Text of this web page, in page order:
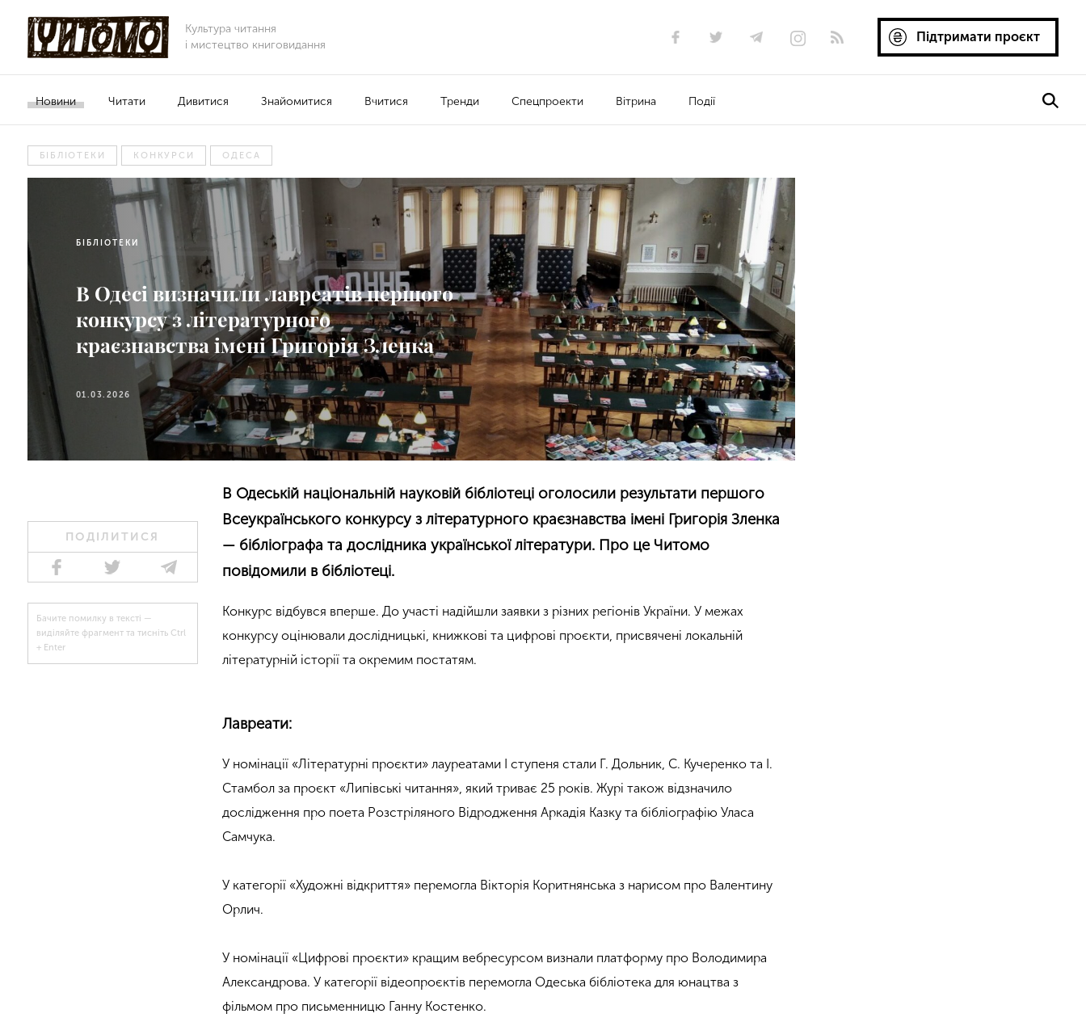
Культура читання
і мистецтво книговидання
Підтримати проєкт
Новини Читати Дивитися Знайомитися Вчитися Тренди Спецпроекти Вітрина Події
БІБЛІОТЕКИ КОНКУРСИ ОДЕСА
БІБЛІОТЕКИ
В Одесі визначили лавреатів першого
конкурсу з літературного
краєзнавства імені Григорія Зленка
01.03.2026
ПОДІЛИТИСЯ
Бачите помилку в тексті —
виділяйте фрагмент та тисніть Ctrl
+ Enter
В Одеській національній науковій бібліотеці оголосили результати першого
Всеукраїнського конкурсу з літературного краєзнавства імені Григорія Зленка
— бібліографа та дослідника української літератури. Про це Читомо
повідомили в бібліотеці.
Конкурс відбувся вперше. До участі надійшли заявки з різних регіонів України. У межах
конкурсу оцінювали дослідницькі, книжкові та цифрові проєкти, присвячені локальній
літературній історії та окремим постатям.
Лавреати:
У номінації «Літературні проєкти» лауреатами I ступеня стали Г. Дольник, С. Кучеренко та І.
Стамбол за проєкт «Липівські читання», який триває 25 років. Журі також відзначило
дослідження про поета Розстріляного Відродження Аркадія Казку та бібліографію Уласа
Самчука.
У категорії «Художні відкриття» перемогла Вікторія Коритнянська з нарисом про Валентину
Орлич.
У номінації «Цифрові проєкти» кращим вебресурсом визнали платформу про Володимира
Александрова. У категорії відеопроєктів перемогла Одеська бібліотека для юнацтва з
фільмом про письменницю Ганну Костенко.